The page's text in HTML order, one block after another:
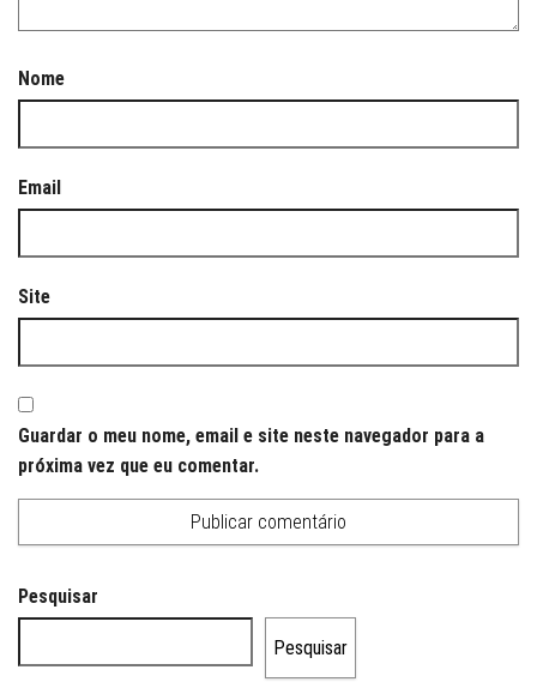
Nome
Email
Site
Guardar o meu nome, email e site neste navegador para a
próxima vez que eu comentar.
Pesquisar
Pesquisar